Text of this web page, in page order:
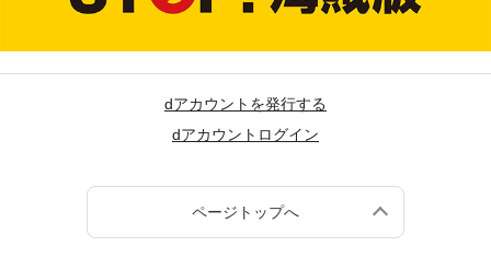
dアカウントを発行する
dアカウントログイン
ページトップへ